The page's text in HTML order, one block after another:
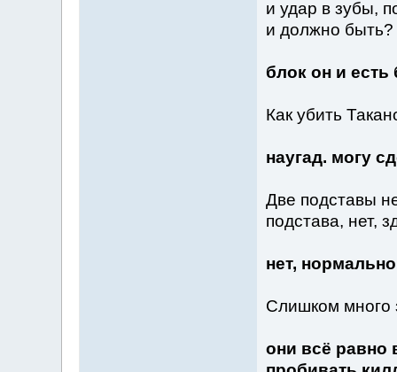
и удар в зубы,
и должно быть?
блок он и есть
Как убить
наугад. могу
Две подставы
подстава, нет,
нет,
Слишком много
они всё равно